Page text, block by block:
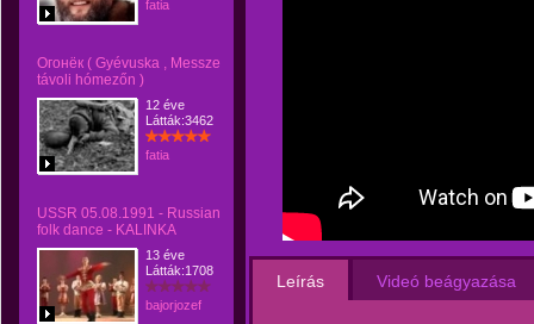
fatia
Огонёк ( Gyévuska , Messze
távoli hómezőn )
12 éve
Látták:3462
fatia
USSR 05.08.1991 - Russian
folk dance - KALINKA
13 éve
Látták:1708
bajorjozef
Leírás Videó beágyazása